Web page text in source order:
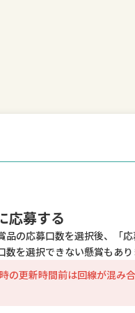
応募する
品の応募口数を選択後、「
を選択できない懸賞もあり
の更新時間前は回線が混み